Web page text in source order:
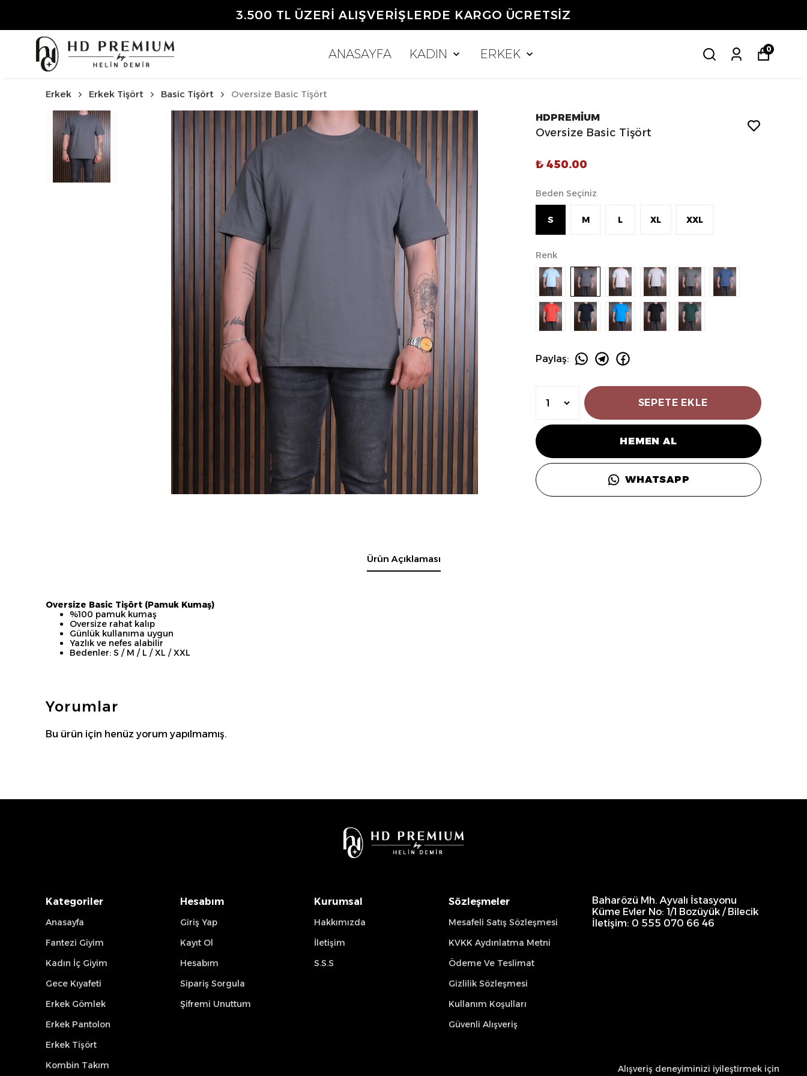
3.500 TL ÜZERİ ALIŞVERİŞLERDE KARGO ÜCRETSİZ
ANASAYFA KADIN ERKEK 0
Alışveriş deneyiminizi iyileştirmek için
Erkek Erkek Tişört Basic Tişört Oversize Basic Tişört
HDPREMİUM
Oversize Basic Tişört
₺ 450.00
Beden Seçiniz
S M L XL XXL
Renk
Paylaş:
SEPETE EKLE
HEMEN AL
WHATSAPP
Ürün Açıklaması
Oversize Basic Tişört (Pamuk Kumaş)
%100 pamuk kumaş
Oversize rahat kalıp
Günlük kullanıma uygun
Yazlık ve nefes alabilir
Bedenler: S / M / L / XL / XXL
Yorumlar
Bu ürün için henüz yorum yapılmamış.
Kategoriler
Anasayfa
Fantezi Giyim
Kadın İç Giyim
Gece Kıyafeti
Erkek Gömlek
Erkek Pantolon
Erkek Tişört
Kombin Takım
Hesabım
Giriş Yap
Kayıt Ol
Hesabım
Sipariş Sorgula
Şifremi Unuttum
Kurumsal
Hakkımızda
İletişim
S.S.S
Sözleşmeler
Mesafeli Satış Sözleşmesi
KVKK Aydınlatma Metni
Ödeme Ve Teslimat
Gizlilik Sözleşmesi
Kullanım Koşulları
Güvenli Alışveriş
Baharözü Mh. Ayvalı İstasyonu
Küme Evler No: 1/1 Bozüyük / Bilecik
İletişim: 0 555 070 66 46